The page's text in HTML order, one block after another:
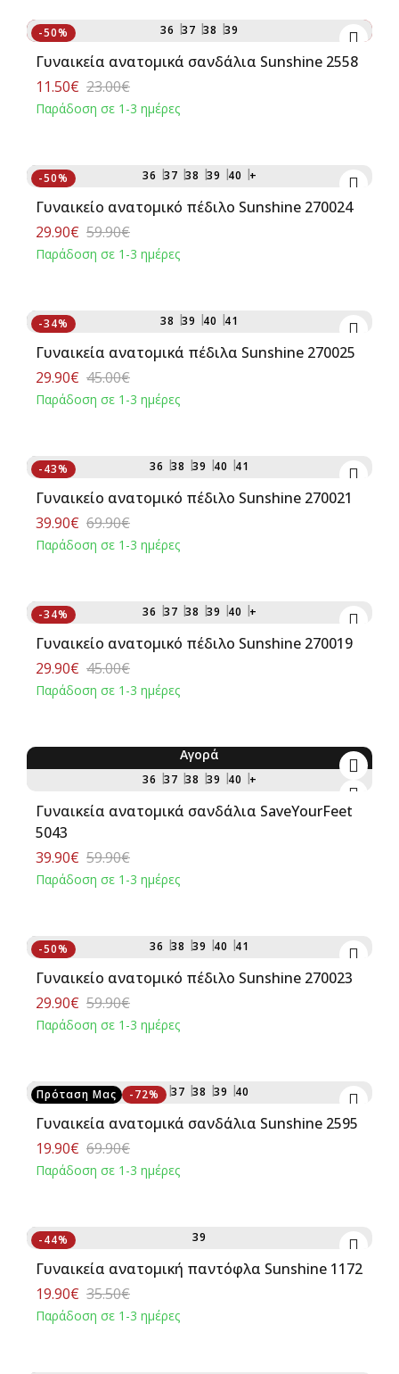
-50% 25 18 22 19
36 37 38 39
Γυναικεία ανατομικά σανδάλια Sunshine 2558
11.50€ 23.00€
Παράδοση σε 1-3 ημέρες
-50% 36 37 38 39 40 +
Γυναικείο ανατομικό πέδιλο Sunshine 270024
29.90€ 59.90€
Παράδοση σε 1-3 ημέρες
-34% 38 39 40 41
Γυναικεία ανατομικά πέδιλα Sunshine 270025
29.90€ 45.00€
Παράδοση σε 1-3 ημέρες
-43% 36 38 39 40 41
Γυναικείο ανατομικό πέδιλο Sunshine 270021
39.90€ 69.90€
Παράδοση σε 1-3 ημέρες
-34% 36 37 38 39 40 +
Γυναικείο ανατομικό πέδιλο Sunshine 270019
29.90€ 45.00€
Παράδοση σε 1-3 ημέρες
36 37 38 39 40 +
Αγορά
Γυναικεία ανατομικά σανδάλια SaveYourFeet
5043
39.90€ 59.90€
Παράδοση σε 1-3 ημέρες
-50% 36 38 39 40 41
Γυναικείο ανατομικό πέδιλο Sunshine 270023
29.90€ 59.90€
Παράδοση σε 1-3 ημέρες
Πρόταση Μας -72%36 37 38 39 40
Γυναικεία ανατομικά σανδάλια Sunshine 2595
19.90€ 69.90€
Παράδοση σε 1-3 ημέρες
-44% 39
Γυναικεία ανατομική παντόφλα Sunshine 1172
19.90€ 35.50€
Παράδοση σε 1-3 ημέρες